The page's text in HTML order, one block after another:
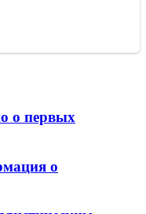
о первых
о